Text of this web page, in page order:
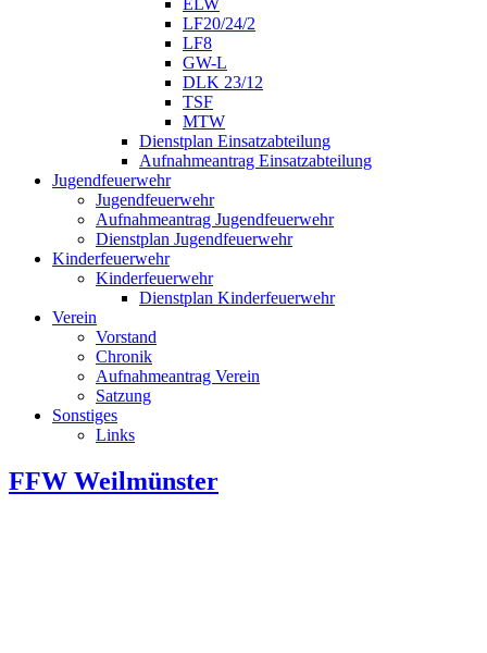
LF20/24/2
LF8
GW-L
DLK 23/12
TSF
MTW
Dienstplan Einsatzabteilung
Aufnahmeantrag Einsatzabteilung
Jugendfeuerwehr
Jugendfeuerwehr
Aufnahmeantrag Jugendfeuerwehr
Dienstplan Jugendfeuerwehr
Kinderfeuerwehr
Kinderfeuerwehr
Dienstplan Kinderfeuerwehr
Verein
Vorstand
Chronik
Aufnahmeantrag Verein
Satzung
Sonstiges
Links
FFW Weilmünster